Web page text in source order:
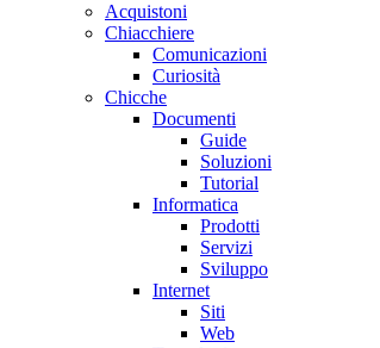
Acquistoni
Chiacchiere
Comunicazioni
Curiosità
Chicche
Documenti
Guide
Soluzioni
Tutorial
Informatica
Prodotti
Servizi
Sviluppo
Internet
Siti
Web